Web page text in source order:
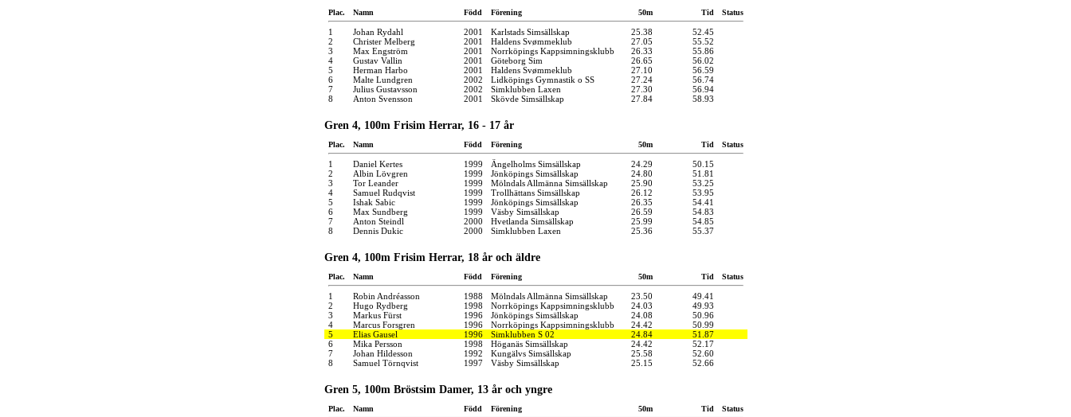
Plac. Namn Född Förening 50m Tid Status
1 Johan Rydahl 2001 Karlstads Simsällskap 25.38
52.45
2
Christer Melberg 2001 Haldens Svømmeklub 27.05
55.52
3
Max Engström 2001 Norrköpings Kappsimningsklubb 26.33
55.86
4
Gustav Vallin 2001 Göteborg Sim 26.65
56.02
5
Herman Harbo 2001 Haldens Svømmeklub 27.10
56.59
6
Malte Lundgren 2002 Lidköpings Gymnastik o SS 27.24
56.74
7
Julius Gustavsson 2002 Simklubben Laxen 27.30
56.94
8
Anton Svensson 2001 Skövde Simsällskap 27.84 58.93
Gren 4, 100m Frisim Herrar, 16 - 17 år
Plac. Namn Född Förening 50m Tid Status
1 Daniel Kertes 1999 Ängelholms Simsällskap 24.29
50.15
2
Albin Lövgren 1999 Jönköpings Simsällskap 24.80
51.81
3
Tor Leander 1999 Mölndals Allmänna Simsällskap 25.90
53.25
4
Samuel Rudqvist 1999 Trollhättans Simsällskap 26.12
53.95
5
Ishak Sabic 1999 Jönköpings Simsällskap 26.35
54.41
6
Max Sundberg 1999 Väsby Simsällskap 26.59
54.83
7
Anton Steindl 2000 Hvetlanda Simsällskap 25.99
54.85
8
Dennis Dukic 2000 Simklubben Laxen 25.36 55.37
Gren 4, 100m Frisim Herrar, 18 år och äldre
Plac. Namn Född Förening 50m Tid Status
1 Robin Andréasson 1988 Mölndals Allmänna Simsällskap 23.50
49.41
2
Hugo Rydberg 1998 Norrköpings Kappsimningsklubb 24.03
49.93
3
Markus Fürst 1996 Jönköpings Simsällskap 24.08
50.96
4
Marcus Forsgren 1996 Norrköpings Kappsimningsklubb 24.42
50.99
5
Elias Gausel 1996 Simklubben S 02 24.84
51.87
6
Mika Persson 1998 Höganäs Simsällskap 24.42
52.17
7
Johan Hildesson 1992 Kungälvs Simsällskap 25.58
52.60
8
Samuel Törnqvist 1997 Väsby Simsällskap 25.15 52.66
Gren 5, 100m Bröstsim Damer, 13 år och yngre
Plac. Namn Född Förening 50m Tid Status